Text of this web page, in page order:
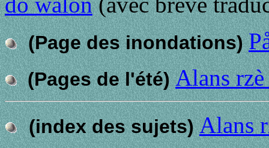
(Page des inondations)
(Pages de l'été)Alans
(index des sujets)Alans